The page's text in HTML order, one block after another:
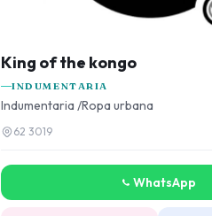
King of the kongo
INDUMENTARIA
Indumentaria /Ropa urbana
62 3019
WhatsApp